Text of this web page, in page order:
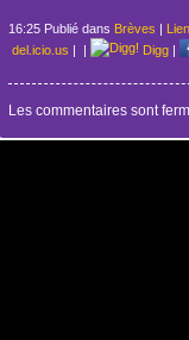
16:25 Publié dans Brèves |
del.icio.us | | Digg|
Les commentaires sont